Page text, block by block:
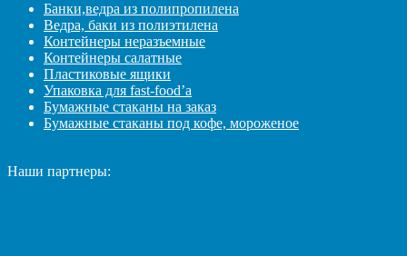
Банки,ведра из полипропилена
Ведра, баки из полиэтилена
Контейнеры неразъемные
Контейнеры салатные
Пластиковые ящики
Упаковка для fast-food’а
Бумажные стаканы на заказ
Бумажные стаканы под кофе, мороженое
Наши партнеры: